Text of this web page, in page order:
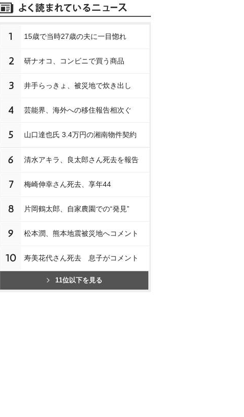
1 15歳で当時27歳の夫に一目惚れ
2 研ナオコ、コンビニで買う商品
3 井手らっきょ、被災地で炊き出し
4 芸能界、海外への移住報告相次ぐ
5 山口達也氏 3.4万円の湘南物件契約
6 清水アキラ、良太郎さん死去を報告
7 梅崎伸幸さん死去、享年44
8 片岡鶴太郎、自家農園での“発見”
9 松本潤、熊本地震被災地へコメント
10 寿美花代さん死去 息子がコメント
11位以下を見る